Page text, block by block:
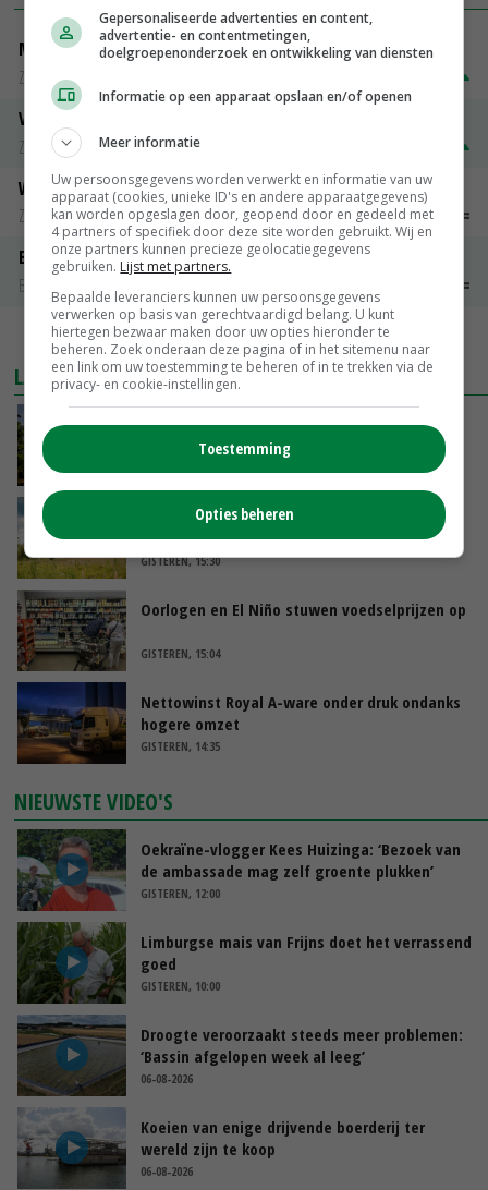
Magere melkpoeder
Zuivel weekprijzen
Volle melkpoeder
Zuivel weekprijzen
Weipoeder
Zuivel weekprijzen
€ 134,00 € 0,00
Boeren Gouda 12 kg
Boerenkaas
MEER MARKTPRIJZEN
LAATSTE NIEUWS
Kamervragen over onttrekkingsverbod,
minister spreekt van ‘ondernemersrisico’
‘Rendement van Krullvarkens komt van de
overkant’
GISTEREN, 15:30
Oorlogen en El Niño stuwen voedselprijzen op
GISTEREN, 15:04
Nettowinst Royal A-ware onder druk ondanks
hogere omzet
GISTEREN, 14:35
NIEUWSTE VIDEO'S
Oekraïne-vlogger Kees Huizinga: ‘Bezoek van
de ambassade mag zelf groente plukken’
GISTEREN, 12:00
Limburgse mais van Frijns doet het verrassend
goed
GISTEREN, 10:00
Droogte veroorzaakt steeds meer problemen:
‘Bassin afgelopen week al leeg’
06-08-2026
Koeien van enige drijvende boerderij ter
wereld zijn te koop
06-08-2026
Gepersonaliseerde advertenties en content,
advertentie- en contentmetingen,
doelgroepenonderzoek en ontwikkeling van diensten
Informatie op een apparaat opslaan en/of openen
Meer informatie
Uw persoonsgegevens worden verwerkt en informatie van uw
apparaat (cookies, unieke ID's en andere apparaatgegevens)
kan worden opgeslagen door, geopend door en gedeeld met
4 partners of specifiek door deze site worden gebruikt. Wij en
onze partners kunnen precieze geolocatiegegevens
gebruiken. Lijst met partners.
Bepaalde leveranciers kunnen uw persoonsgegevens
verwerken op basis van gerechtvaardigd belang. U kunt
hiertegen bezwaar maken door uw opties hieronder te
beheren. Zoek onderaan deze pagina of in het sitemenu naar
een link om uw toestemming te beheren of in te trekken via de
privacy- en cookie-instellingen.
Toestemming
Opties beheren